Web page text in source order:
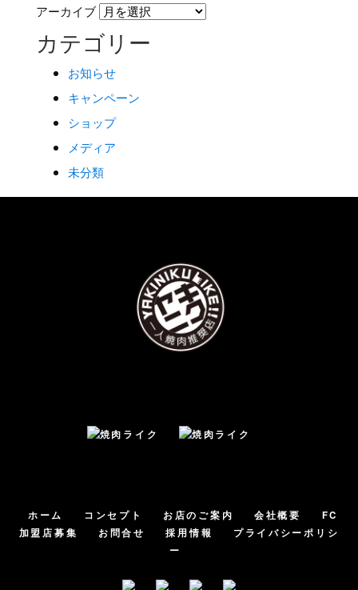
アーカイブ
カテゴリー
お知らせ
キャンペーン
ショップ
メディア
未分類
ホーム コンセプト お店のご案内 会社概要
FC
加盟店募集
お問合せ 採用情報
プライバシーポリシ
ー